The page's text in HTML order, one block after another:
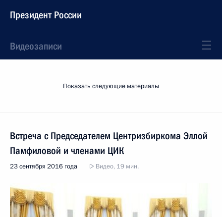
Президент России
Видеозаписи
Показать следующие материалы
Встреча с Председателем Центризбиркома Эллой
Памфиловой и членами ЦИК
23 сентября 2016 года Видео, 19 мин.